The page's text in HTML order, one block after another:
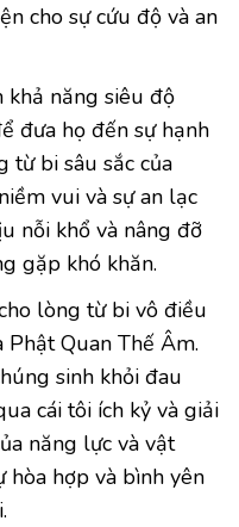
cho sự cứu độ và an
khả năng siêu độ
đưa họ đến sự hạnh
từ bi sâu sắc của
vui và sự an lạc
nỗi khổ và nâng đỡ
gặp khó khăn.
lòng từ bi vô điều
Phật Quan Thế Âm.
sinh khỏi đau
cái tôi ích kỷ và giải
năng lực và vật
hòa hợp và bình yên